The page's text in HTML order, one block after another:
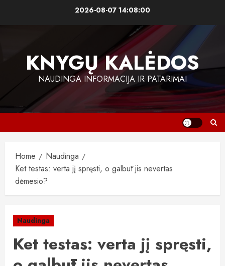
2026-08-07 14:08:00
KNYGŲ KALĖDOS
NAUDINGA INFORMACIJA IR PATARIMAI
Home
Naudinga
Ket testas: verta jį spręsti, o galbūt jis nevertas
dėmesio?
Naudinga
Ket testas: verta jį spręsti,